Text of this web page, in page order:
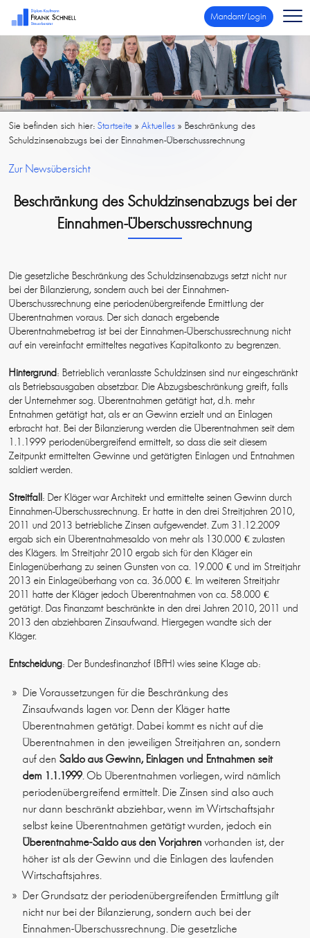
Mandant/Login
Sie befinden sich hier:Startseite »Aktuelles »Beschränkung des
Schuldzinsenabzugs bei der Einnahmen-Überschussrechnung
Zur Newsübersicht
Beschränkung des Schuldzinsenabzugs bei der
Einnahmen-Überschussrechnung
Die gesetzliche Beschränkung des Schuldzinsenabzugs setzt nicht nur
bei der Bilanzierung, sondern auch bei der Einnahmen-
Überschussrechnung eine periodenübergreifende Ermittlung der
Überentnahmen voraus. Der sich danach ergebende
Überentnahmebetrag ist bei der Einnahmen-Überschussrechnung nicht
auf ein vereinfacht ermitteltes negatives Kapitalkonto zu begrenzen.
Hintergrund: Betrieblich veranlasste Schuldzinsen sind nur eingeschränkt
als Betriebsausgaben absetzbar. Die Abzugsbeschränkung greift, falls
der Unternehmer sog. Überentnahmen getätigt hat, d.h. mehr
Entnahmen getätigt hat, als er an Gewinn erzielt und an Einlagen
erbracht hat. Bei der Bilanzierung werden die Überentnahmen seit dem
1.1.1999 periodenübergreifend ermittelt, so dass die seit diesem
Zeitpunkt ermittelten Gewinne und getätigten Einlagen und Entnahmen
saldiert werden.
Streitfall : Der Kläger war Architekt und ermittelte seinen Gewinn durch
Einnahmen-Überschussrechnung. Er hatte in den drei Streitjahren 2010,
2011 und 2013 betriebliche Zinsen aufgewendet. Zum 31.12.2009
ergab sich ein Überentnahmesaldo von mehr als 130.000 € zulasten
des Klägers. Im Streitjahr 2010 ergab sich für den Kläger ein
Einlagenüberhang zu seinen Gunsten von ca. 19.000 € und im Streitjahr
2013 ein Einlageüberhang von ca. 36.000 €. Im weiteren Streitjahr
2011 hatte der Kläger jedoch Überentnahmen von ca. 58.000 €
getätigt. Das Finanzamt beschränkte in den drei Jahren 2010, 2011 und
2013 den abziehbaren Zinsaufwand. Hiergegen wandte sich der
Kläger.
Entscheidung: Der Bundesfinanzhof (BFH) wies seine Klage ab:
Die Voraussetzungen für die Beschränkung des
Zinsaufwands lagen vor. Denn der Kläger hatte
Überentnahmen getätigt. Dabei kommt es nicht auf die
Überentnahmen in den jeweiligen Streitjahren an, sondern
auf denSaldo aus Gewinn, Einlagen und Entnahmen seit
dem 1.1.1999. Ob Überentnahmen vorliegen, wird nämlich
periodenübergreifend ermittelt. Die Zinsen sind also auch
nur dann beschränkt abziehbar, wenn im Wirtschaftsjahr
selbst keine Überentnahmen getätigt wurden, jedoch ein
Überentnahme-Saldo aus den Vorjahren vorhanden ist, der
höher ist als der Gewinn und die Einlagen des laufenden
Wirtschaftsjahres.
Der Grundsatz der periodenübergreifenden Ermittlung gilt
nicht nur bei der Bilanzierung, sondern auch bei der
Einnahmen-Überschussrechnung. Die gesetzliche